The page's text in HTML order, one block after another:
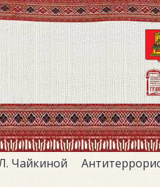
Чайкиной